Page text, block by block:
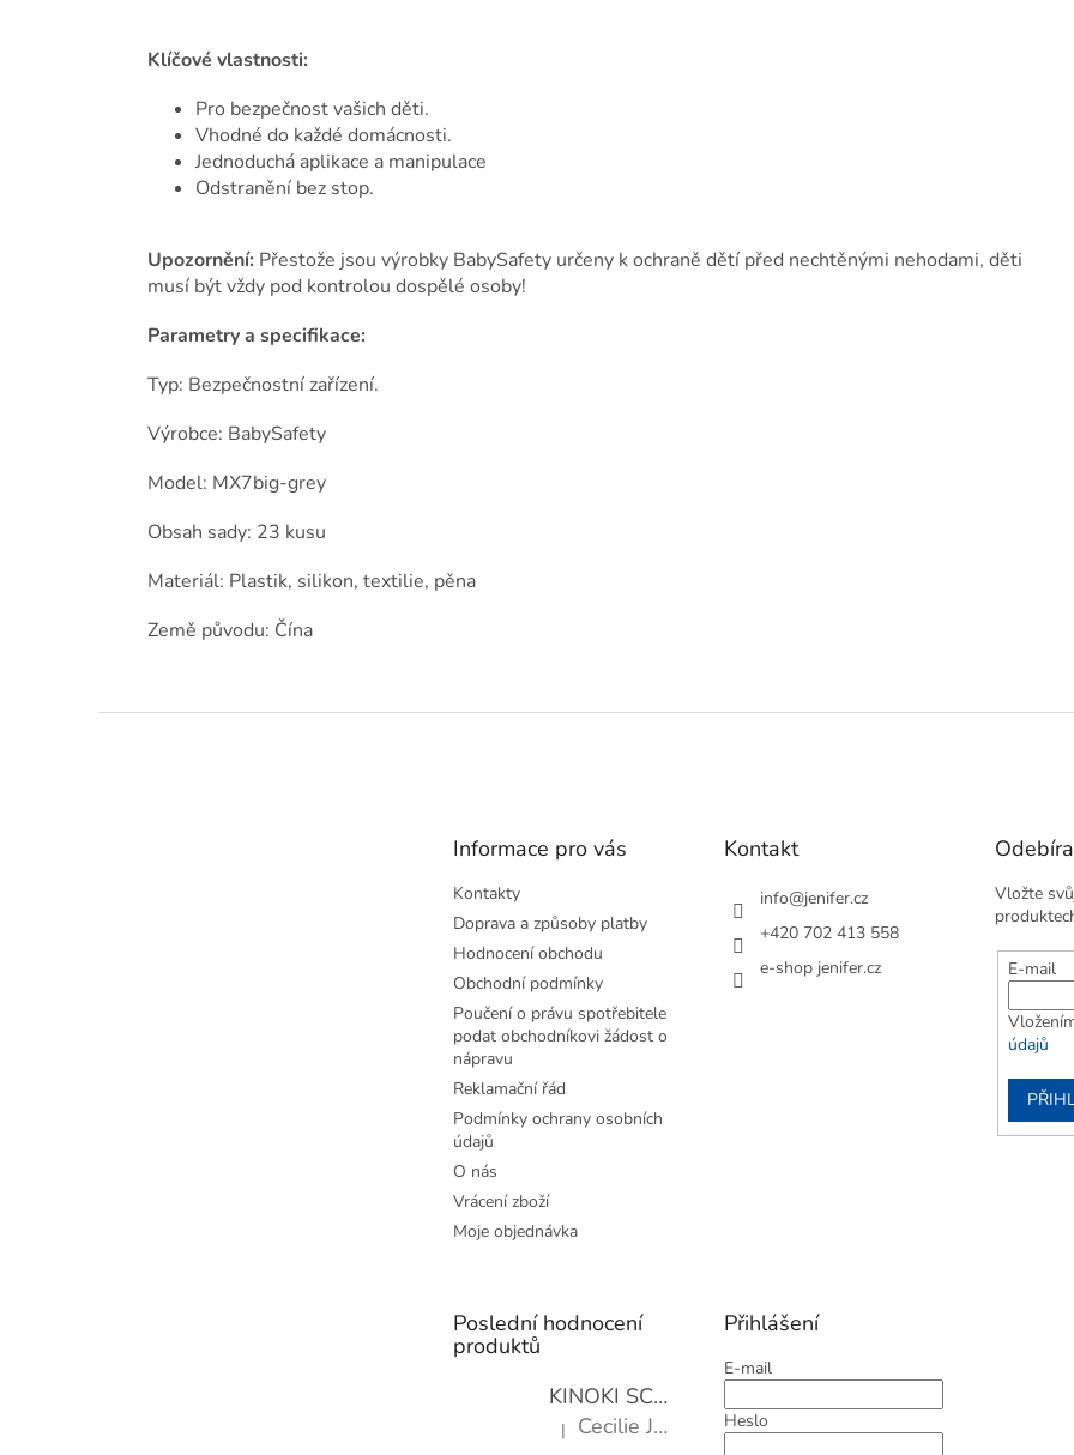
Klíčové vlastnosti:
Pro bezpečnost vašich děti.
Vhodné do každé domácnosti.
Jednoduchá aplikace a manipulace
Odstranění bez stop.
Upozornění: Přestože jsou výrobky BabySafety určeny k ochraně dětí před nechtěnými nehodami, děti
musí být vždy pod kontrolou dospělé osoby!
Parametry a specifikace:
Typ: Bezpečnostní zařízení.
Výrobce: BabySafety
Model: MX7big-grey
Obsah sady: 23 kusu
Materiál: Plastik, silikon, textilie, pěna
Země původu: Čína
Informace pro vás
Kontakty
Doprava a způsoby platby
Hodnocení obchodu
Obchodní podmínky
Poučení o právu spotřebitele
podat obchodníkovi žádost o
nápravu
Reklamační řád
Podmínky ochrany osobních
údajů
O nás
Vrácení zboží
Moje objednávka
Kontakt
info@jenifer.cz
+420 702 413 558
e-shop jenifer.cz
Vložte
E-mail
údajů
Poslední hodnocení
produktů
KINOKI SC1006 Detoxikační náplasti, 1 balení - 10 ks
Hodnocení produktu je 4 z 5 hvězdiček.
| Cecilie Janotová
Přihlášení
E-mail
Heslo